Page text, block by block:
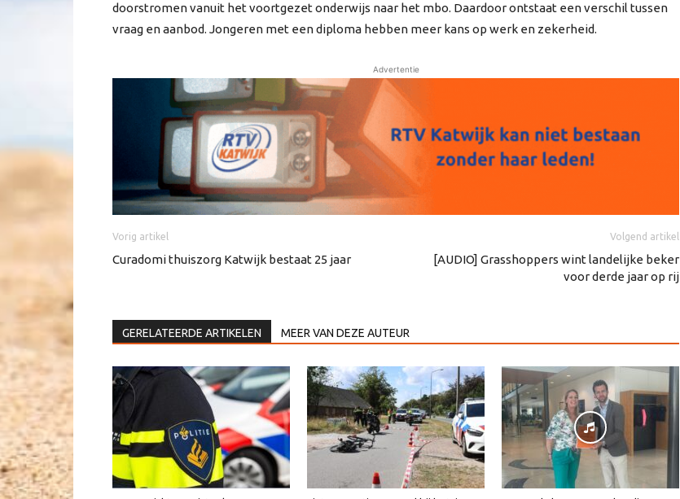
doorstromen vanuit het voortgezet onderwijs naar het mbo. Daardoor ontstaat een verschil tussen
vraag en aanbod. Jongeren met een diploma hebben meer kans op werk en zekerheid.
Advertentie
Vorig artikel
Curadomi thuiszorg Katwijk bestaat 25 jaar
Volgend artikel
[AUDIO] Grasshoppers wint landelijke beker
voor derde jaar op rij
GERELATEERDE ARTIKELEN MEER VAN DEZE AUTEUR